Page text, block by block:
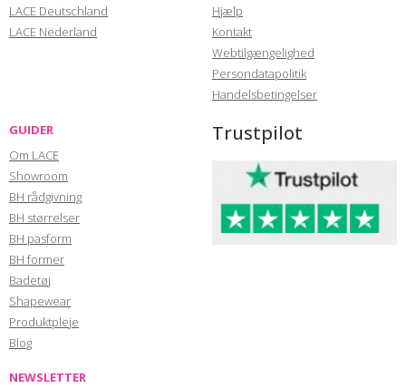
LACE Deutschland
LACE Nederland
Hjælp
Kontakt
Webtilgængelighed
Persondatapolitik
Handelsbetingelser
GUIDER
Om LACE
Showroom
BH rådgivning
BH størrelser
BH pasform
BH former
Badetøj
Shapewear
Produktpleje
Blog
Trustpilot
NEWSLETTER